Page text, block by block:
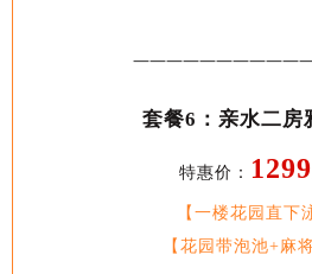
套餐6：亲水二房
特惠价： 1299
【一楼花园直下
【花园带泡池+麻